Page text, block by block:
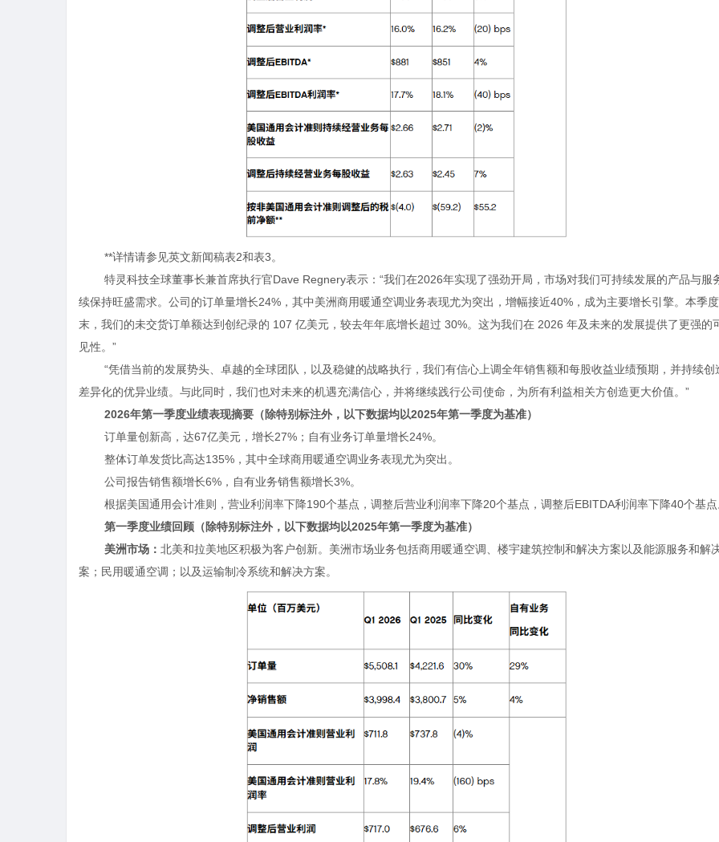
**详情请参见英文新闻稿表2和表3。
特灵科技全球董事长兼首席执行官Dave Regnery表示：“我们在2026年实现了强劲开局，市场对我们可持续发展的产品与服
续保持旺盛需求。公司的订单量增长24% ，其中美洲商用暖通空调业务表现尤为突出，增幅接近40% ，成为主要增长引擎。本季度
末，我们的未交货订单额达到创纪录的 107 亿美元，较去年年底增长超过 30%。这为我们在 2026 年及未来的发展提供了更强的
见性。”
“凭借当前的发展势头、卓越的全球团队，以及稳健的战略执行，我们有信心上调全年销售额和每股收益业绩预期，并持续创
差异化的优异业绩。与此同时，我们也对未来的机遇充满信心，并将继续践行公司使命，为所有利益相关方创造更大价值。”
2026年第一季度业绩表现摘要（除特别标注外，以下数据均以2025年第一季度为基准）
订单量创新高，达67亿美元，增长27% ；自有业务订单量增长24%。
整体订单发货比高达135% ，其中全球商用暖通空调业务表现尤为突出。
公司报告销售额增长6% ，自有业务销售额增长3%。
根据美国通用会计准则，营业利润率下降190个基点，调整后营业利润率下降20个基点，调整后EBITDA利润率下降40个基
第一季度业绩回顾（除特别标注外，以下数据均以2025年第一季度为基准）
美洲市场： 北美和拉美地区积极为客户创新。美洲市场业务包括商用暖通空调、楼宇建筑控制和解决方案以及能源服务和解
案；民用暖通空调；以及运输制冷系统和解决方案。